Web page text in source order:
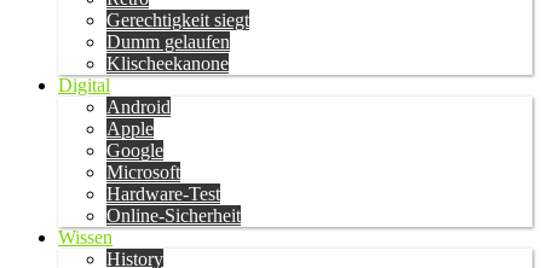
Gerechtigkeit siegt
Dumm gelaufen
Klischeekanone
Digital
Android
Apple
Google
Microsoft
Hardware-Test
Online-Sicherheit
Wissen
History